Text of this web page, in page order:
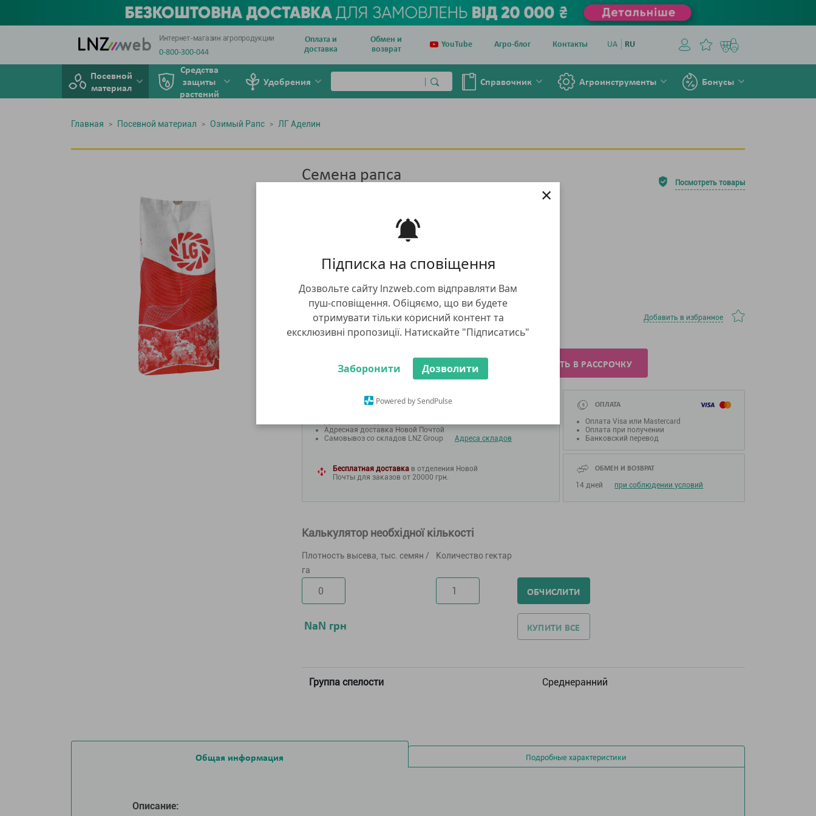
Підписка на сповіщення
Дозвольте сайту lnzweb.com відправляти Вам
пуш-сповіщення. Обіцяємо, що ви будете
отримувати тільки корисний контент та
ексклюзивні пропозиції. Натискайте "Підписатись"
Заборонити Дозволити
Powered by SendPulse
×
Интернет-магазин агропродукции
0-800-300-044
Оплата и
доставка
Обмен и
возврат
YouTube Агро-блог Контакты UA RU
Посевной
материал
Средства
защиты
растений
Удобрения Справочник Агроинструменты Бонусы
Главная Посевной материал Озимый Рапс ЛГ Аделин
Посмотреть товары
Семена рапса
Тара :
7 462.00 грн
0.00грн / га Добавить в избранное
В КОРЗИНУ КУПИТЬ В 1 КЛИК КУПИТЬ В РАССРОЧКУ
ДОСТАВКА
Адресная доставка Новой Почтой
Самовывоз со складов LNZ Group
Адреса складов
Бесплатная доставка в отделения Новой
Почты для заказов от 20000 грн.
ОПЛАТА
Оплата Visa или Mastercard
Оплата при получении
Банковский перевод
ОБМЕН И ВОЗВРАТ
14 дней при соблюдении условий
Калькулятор необхідної кількості
Плотность высева, тыс. семян /
га
Количество гектар
ОБЧИСЛИТИ
NaN грн КУПИТИ ВСЕ
Группа спелости Среднеранний
Общая информация Подробные характеристики
Описание: